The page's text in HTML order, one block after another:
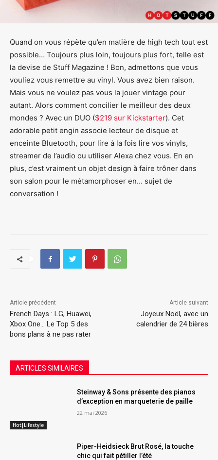
Quand on vous répète qu’en matière de high tech tout est
possible… Toujours plus loin, toujours plus fort, telle est
la devise de Stuff Magazine ! Bon, admettons que vous
vouliez vous remettre au vinyl. Vous avez bien raison.
Mais vous ne voulez pas vous la jouer vintage pour
autant. Alors comment concilier le meilleur des deux
mondes ? Avec un DUO ($219 sur Kickstarter). Cet
adorable petit engin associe lecteur de disque et
enceinte Bluetooth, pour lire à la fois lire vos vinyls,
streamer de l’audio ou utiliser Alexa chez vous. En en
plus, c’est vraiment un objet design à faire trôner dans
son salon pour le métamorphoser en… sujet de
conversation !
Article précédent
French Days : LG, Huawei,
Xbox One… Le Top 5 des
bons plans à ne pas rater
Article suivant
Joyeux Noël, avec un
calendrier de 24 bières
ARTICLES SIMILAIRES
Hot|Lifestyle
Steinway & Sons présente des pianos
d’exception en marqueterie de paille
22 mai 2026
Piper-Heidsieck Brut Rosé, la touche
chic qui fait pétiller l’été